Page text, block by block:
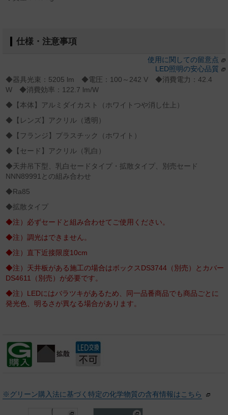
仕様・注意事項
使用に関しての留意点
LED照明の安心品質
◆器具光束：5205 lm ◆電圧：100～242 V ◆消費電力：42.4
W ◆消費効率：122.7 lm/W
◆【本体】アルミダイカスト（ホワイトつや消し仕上）
◆【レンズ】アクリル（透明）
◆【フランジ】プラスチック（ホワイト）
◆【セード】アクリル（乳白）
◆天井吊下型、乳白セードタイプ・拡散タイプ、別売セード
NNN89991との組み合わせ
◆Ra85
◆拡散タイプ
◆注）必ずセードと組み合わせてご使用ください。
◆注）調光はできません。
◆注）直下近接限度10cm
◆注）天井板がある施工の場合はボックスDS3744（別売）とカバー
DS4611（別売）が必要です。
◆注）LEDにはバラツキがあるため、同一品番商品でも商品ごとに
発光色、明るさが異なる場合があります。
※グリーン購入法に基づく特定の化学物質の含有情報はこちら